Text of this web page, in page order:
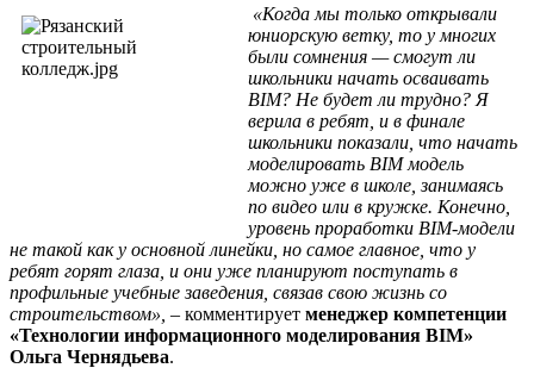
«Когда мы только открывали
юниорскую ветку, то у многих
были сомнения — смогут ли
школьники начать осваивать
BIM? Не будет ли трудно? Я
верила в ребят, и в финале
школьники показали, что начать
моделировать BIM модель
можно уже в школе, занимаясь
по видео или в кружке. Конечно,
уровень проработки BIM-модели
не такой как у основной линейки, но самое главное, что у
ребят горят глаза, и они уже планируют поступать в
профильные учебные заведения, связав свою жизнь со
строительством», – комментирует менеджер компетенции
«Технологии информационного моделирования BIM»
Ольга Чернядьева.